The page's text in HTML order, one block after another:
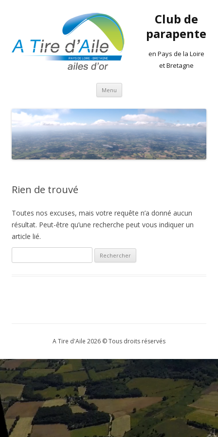
Club de
parapente
en Pays de la Loire
et Bretagne
Menu Aller
contenu
Rien de trouvé
Toutes nos excuses, mais votre requête n’a donné aucun
résultat. Peut-être qu’une recherche peut vous indiquer un
article lié.
A Tire d'Aile 2026 © Tous droits réservés